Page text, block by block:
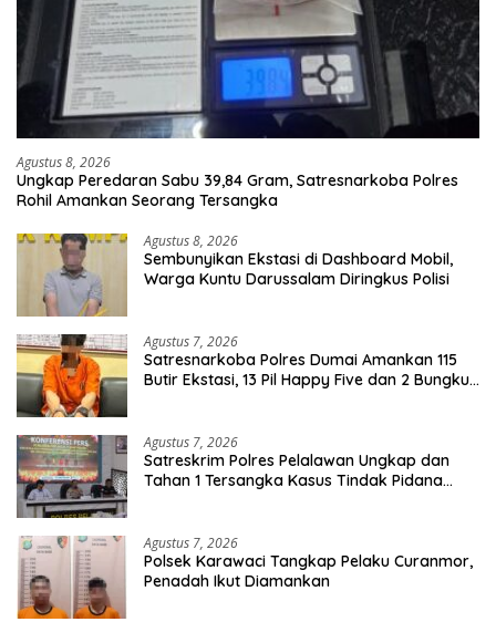
Agustus 8, 2026
Ungkap Peredaran Sabu 39,84 Gram, Satresnarkoba Polres
Rohil Amankan Seorang Tersangka
Agustus 8, 2026
Sembunyikan Ekstasi di Dashboard Mobil,
Warga Kuntu Darussalam Diringkus Polisi
Agustus 7, 2026
Satresnarkoba Polres Dumai Amankan 115
Butir Ekstasi, 13 Pil Happy Five dan 2 Bungkus
Agustus 7, 2026
Satreskrim Polres Pelalawan Ungkap dan
Tahan 1 Tersangka Kasus Tindak Pidana
Agustus 7, 2026
Polsek Karawaci Tangkap Pelaku Curanmor,
Penadah Ikut Diamankan